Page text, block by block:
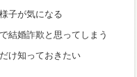
子が気になる
結婚詐欺と思ってしまう
け知っておきたい